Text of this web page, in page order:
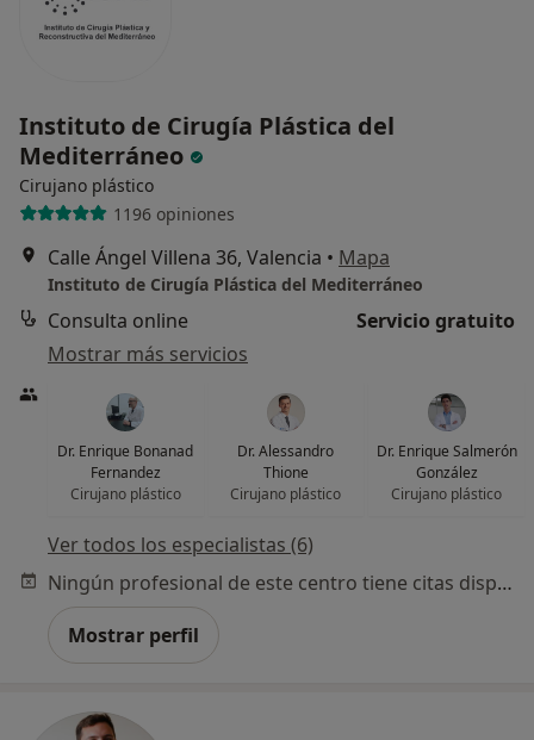
Instituto de Cirugía Plástica del
Mediterráneo
Cirujano plástico
1196 opiniones
Calle Ángel Villena 36, Valencia • Mapa
Instituto de Cirugía Plástica del Mediterráneo
Consulta online
Servicio gratuito
Mostrar más servicios
Dr. Enrique Bonanad
Fernandez
Cirujano plástico
Dr. Alessandro
Thione
Cirujano plástico
Dr. Enrique Salmerón
González
Cirujano plástico
Ver todos los especialistas (6)
Ningún profesional de este centro tiene citas disponibles
Mostrar perfil
o chatbot de IA para hablar